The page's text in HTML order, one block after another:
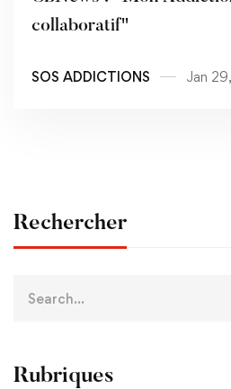
collaboratif"
SOS ADDICTIONS Jan
Rechercher
Rubriques